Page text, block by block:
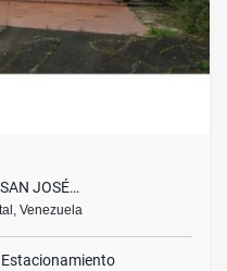
JOSÉ…
Venezuela
Estacionamiento